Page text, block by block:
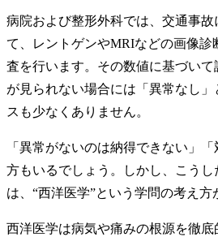
病院および整形外科では、交通事
て、レントゲンやMRIなどの画像診
査を行います。その数値に基づい
が見られない場合には「異常なし
スも少なくありません。
「異常がないのは納得できない」
方もいるでしょう。しかし、こう
は、“西洋医学”という学問の考え方
西洋医学は病気や痛みの根源を徹